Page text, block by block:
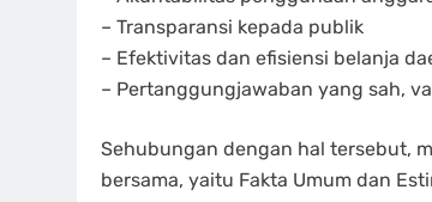
– Transparansi kepada publik
– Efektivitas dan efisiensi belanja
– Pertanggungjawaban yang sah,
Sehubungan dengan hal tersebut,
bersama, yaitu Fakta Umum dan